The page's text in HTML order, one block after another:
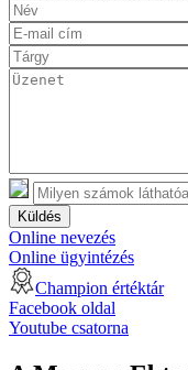
Küldés
Online nevezés
Online ügyintézés
Champion értéktár
Facebook oldal
Youtube csatorna